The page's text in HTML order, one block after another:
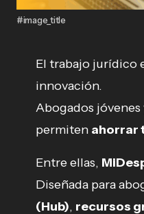
#image_title
El trabajo jurídico
innovación.
Abogados
permiten ahorrar
Entre ellas,
Diseñada para
(Hub), recursos